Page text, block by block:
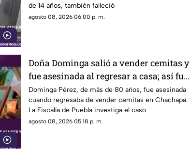
de 14 años, también falleció
agosto 08, 2026 06:00 p. m.
Doña Dominga salió a vender cemitas y
fue asesinada al regresar a casa; así fue
la agresión (VIDEO)
Dominga Pérez, de más de 80 años, fue asesinada
cuando regresaba de vender cemitas en Chachapa.
La Fiscalía de Puebla investiga el caso
agosto 08, 2026 05:18 p. m.